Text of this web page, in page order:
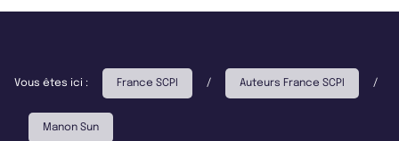
Vous êtes ici : France SCPI / Auteurs France SCPI /
Manon Sun